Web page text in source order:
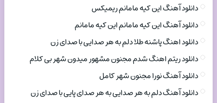
دانلود آهنگ این کیه مامانم ریمیکس
دانلود آهنگ این کیه مامانم این کیه مامانم
دانلود اهنگ پاشنه طلا دلم به هر صدایی با صدای زن
دانلود ریتم اهنگ شدم مجنون مشهور میدون شهر بی کلام
دانلود آهنگ نورا مجنون شهر کامل
دانلود آهنگ دلم به هر صدایی به هر صدای پایی با صدای زن